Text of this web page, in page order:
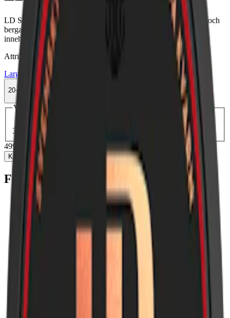
LD Stark White Portionssnus är en stark vit portion med tobak och
bergamottsmak, tillverkad av JTI / Nordic Snus. Detta snus
innehåller 20 prillor per dosa och 11,2 mg nikotin per prilla.
Attribut
Large
SnusStark
20-pack
499 kr
Köp
Välj antal dosor
1-pack
24,95 kr/st
30-pack 742,50 kr 24,45 kr
499 kr
20-pack
Köp
Fakta om LD Stark White Portionssnus
Varumärke:
Nordic Snus
white portion